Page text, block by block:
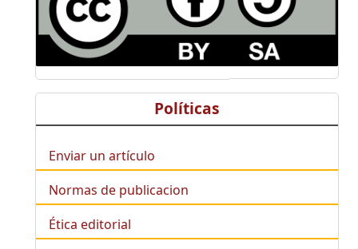
Políticas
Enviar un artículo
Normas de publicacion
Ética editorial